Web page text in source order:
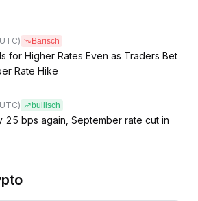
Bärisch
for Higher Rates Even as Traders Bet
Rate Hike
bullisch
25 bps again, September rate cut in